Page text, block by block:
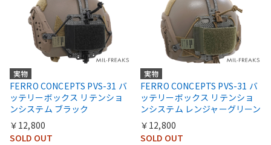
実物
FERRO CONCEPTS PVS-31 バ
ッテリーボックス リテンショ
ンシステム ブラック
￥12,800
SOLD OUT
実物
FERRO CONCEPTS PVS-31 バ
ッテリーボックス リテンショ
ンシステム レンジャーグリーン
￥12,800
SOLD OUT